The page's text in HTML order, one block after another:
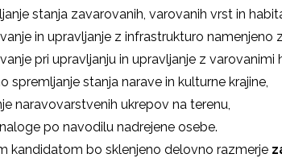
stanja zavarovanih, varovanih vrst in
in upravljanje z infrastrukturo namenjeno
pri upravljanju in upravljanje z
spremljanje stanja narave in kulturne krajine,
naravovarstvenih ukrepov na terenu,
po navodilu nadrejene osebe.
kandidatom bo sklenjeno delovno razmerje